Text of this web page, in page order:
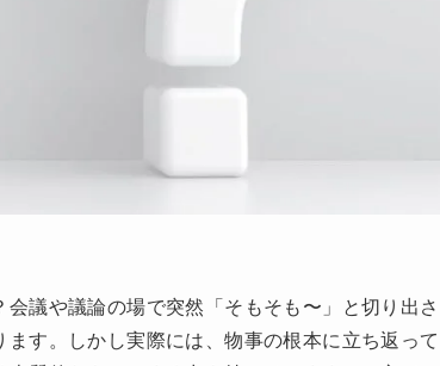
議や議論の場で突然「そもそも〜」と切り出さ
す。しかし実際には、物事の根本に立ち返って